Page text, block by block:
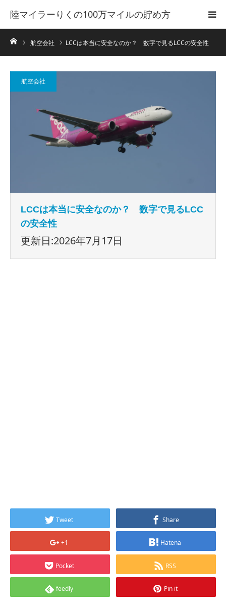
陸マイラーりくの100万マイルの貯め方
ホーム航空会社 LCCは本当に安全なのか？ 数字で見るLCCの安全性
航空会社
LCCは本当に安全なのか？ 数字で見るLCC
の安全性
更新日:2026年7月17日
Tweet Share
+1 Hatena
Pocket RSS
feedly Pin it